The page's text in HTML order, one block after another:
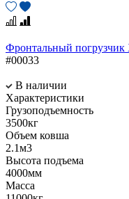
Фронтальный
#00033
В наличии
Характеристики
Грузоподъемность
3500кг
Объем ковша
2.1м3
Высота подъема
4000мм
Масса